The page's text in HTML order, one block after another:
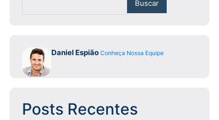
Daniel Espião Conheça Nossa Equipe
Posts Recentes